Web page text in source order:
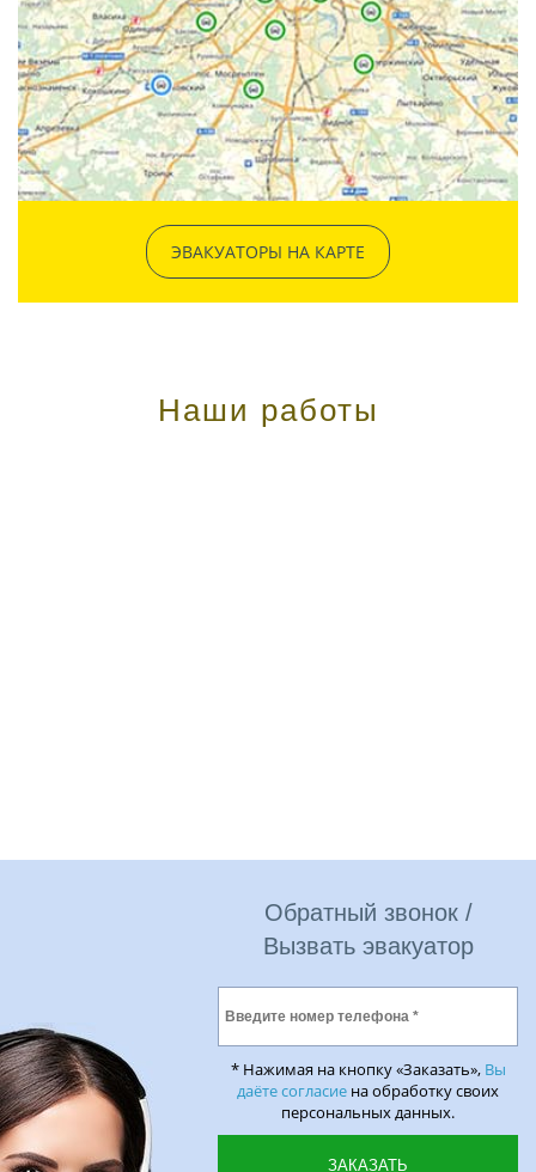
ЭВАКУАТОРЫ НА КАРТЕ
Наши работы
Обратный звонок /
Вызвать эвакуатор
* Нажимая на кнопку «Заказать», Вы
даёте согласие на обработку своих
персональных данных.